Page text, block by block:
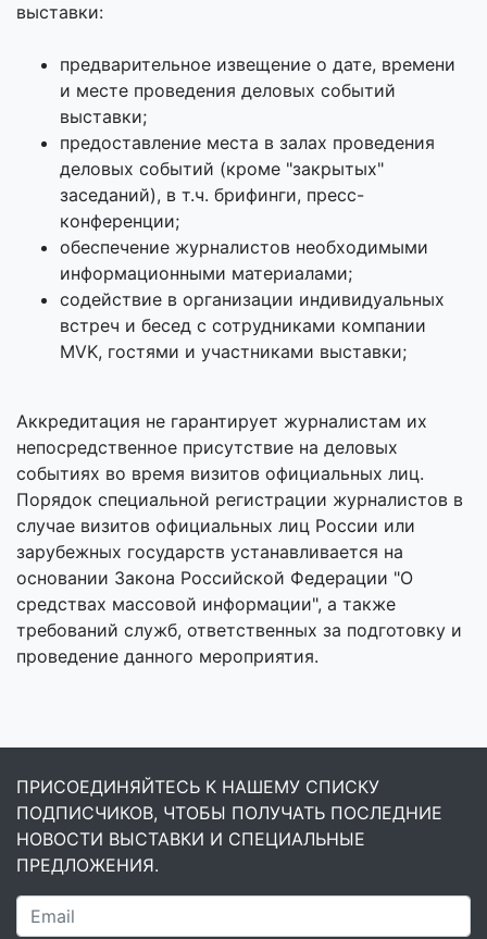
выставки:
предварительное извещение о дате, времени
и месте проведения деловых событий
выставки;
предоставление места в залах проведения
деловых событий (кроме "закрытых"
заседаний), в т.ч. брифинги, пресс-
конференции;
обеспечение журналистов необходимыми
информационными материалами;
содействие в организации индивидуальных
встреч и бесед с сотрудниками компании
MVK, гостями и участниками выставки;
Аккредитация не гарантирует журналистам их
непосредственное присутствие на деловых
событиях во время визитов официальных лиц.
Порядок специальной регистрации журналистов в
случае визитов официальных лиц России или
зарубежных государств устанавливается на
основании Закона Российской Федерации "О
средствах массовой информации", а также
требований служб, ответственных за подготовку и
проведение данного мероприятия.
ПРИСОЕДИНЯЙТЕСЬ К НАШЕМУ СПИСКУ
ПОДПИСЧИКОВ, ЧТОБЫ ПОЛУЧАТЬ ПОСЛЕДНИЕ
НОВОСТИ ВЫСТАВКИ И СПЕЦИАЛЬНЫЕ
ПРЕДЛОЖЕНИЯ.